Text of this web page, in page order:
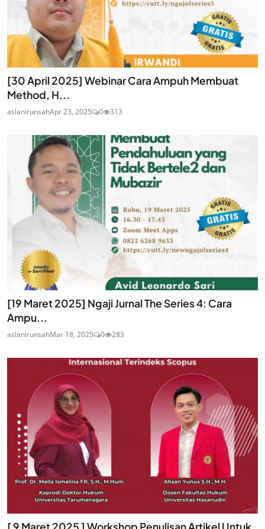
[30 April 2025] Webinar Cara Ampuh Membuat
Method, H...
aslanirunsahApr 23, 2025 0 313
[19 Maret 2025] Ngaji Jurnal The Series 4: Cara
Ampu...
aslanirunsahMar 18, 2025 0 283